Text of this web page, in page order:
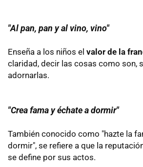
"Al pan, pan y al vino, vino"
Enseña a los niños el valor de la
claridad, decir las cosas como son,
adornarlas.
"Crea fama y échate a dormir"
También conocido como "hazte la
dormir", se refiere a que la
se define por sus actos.